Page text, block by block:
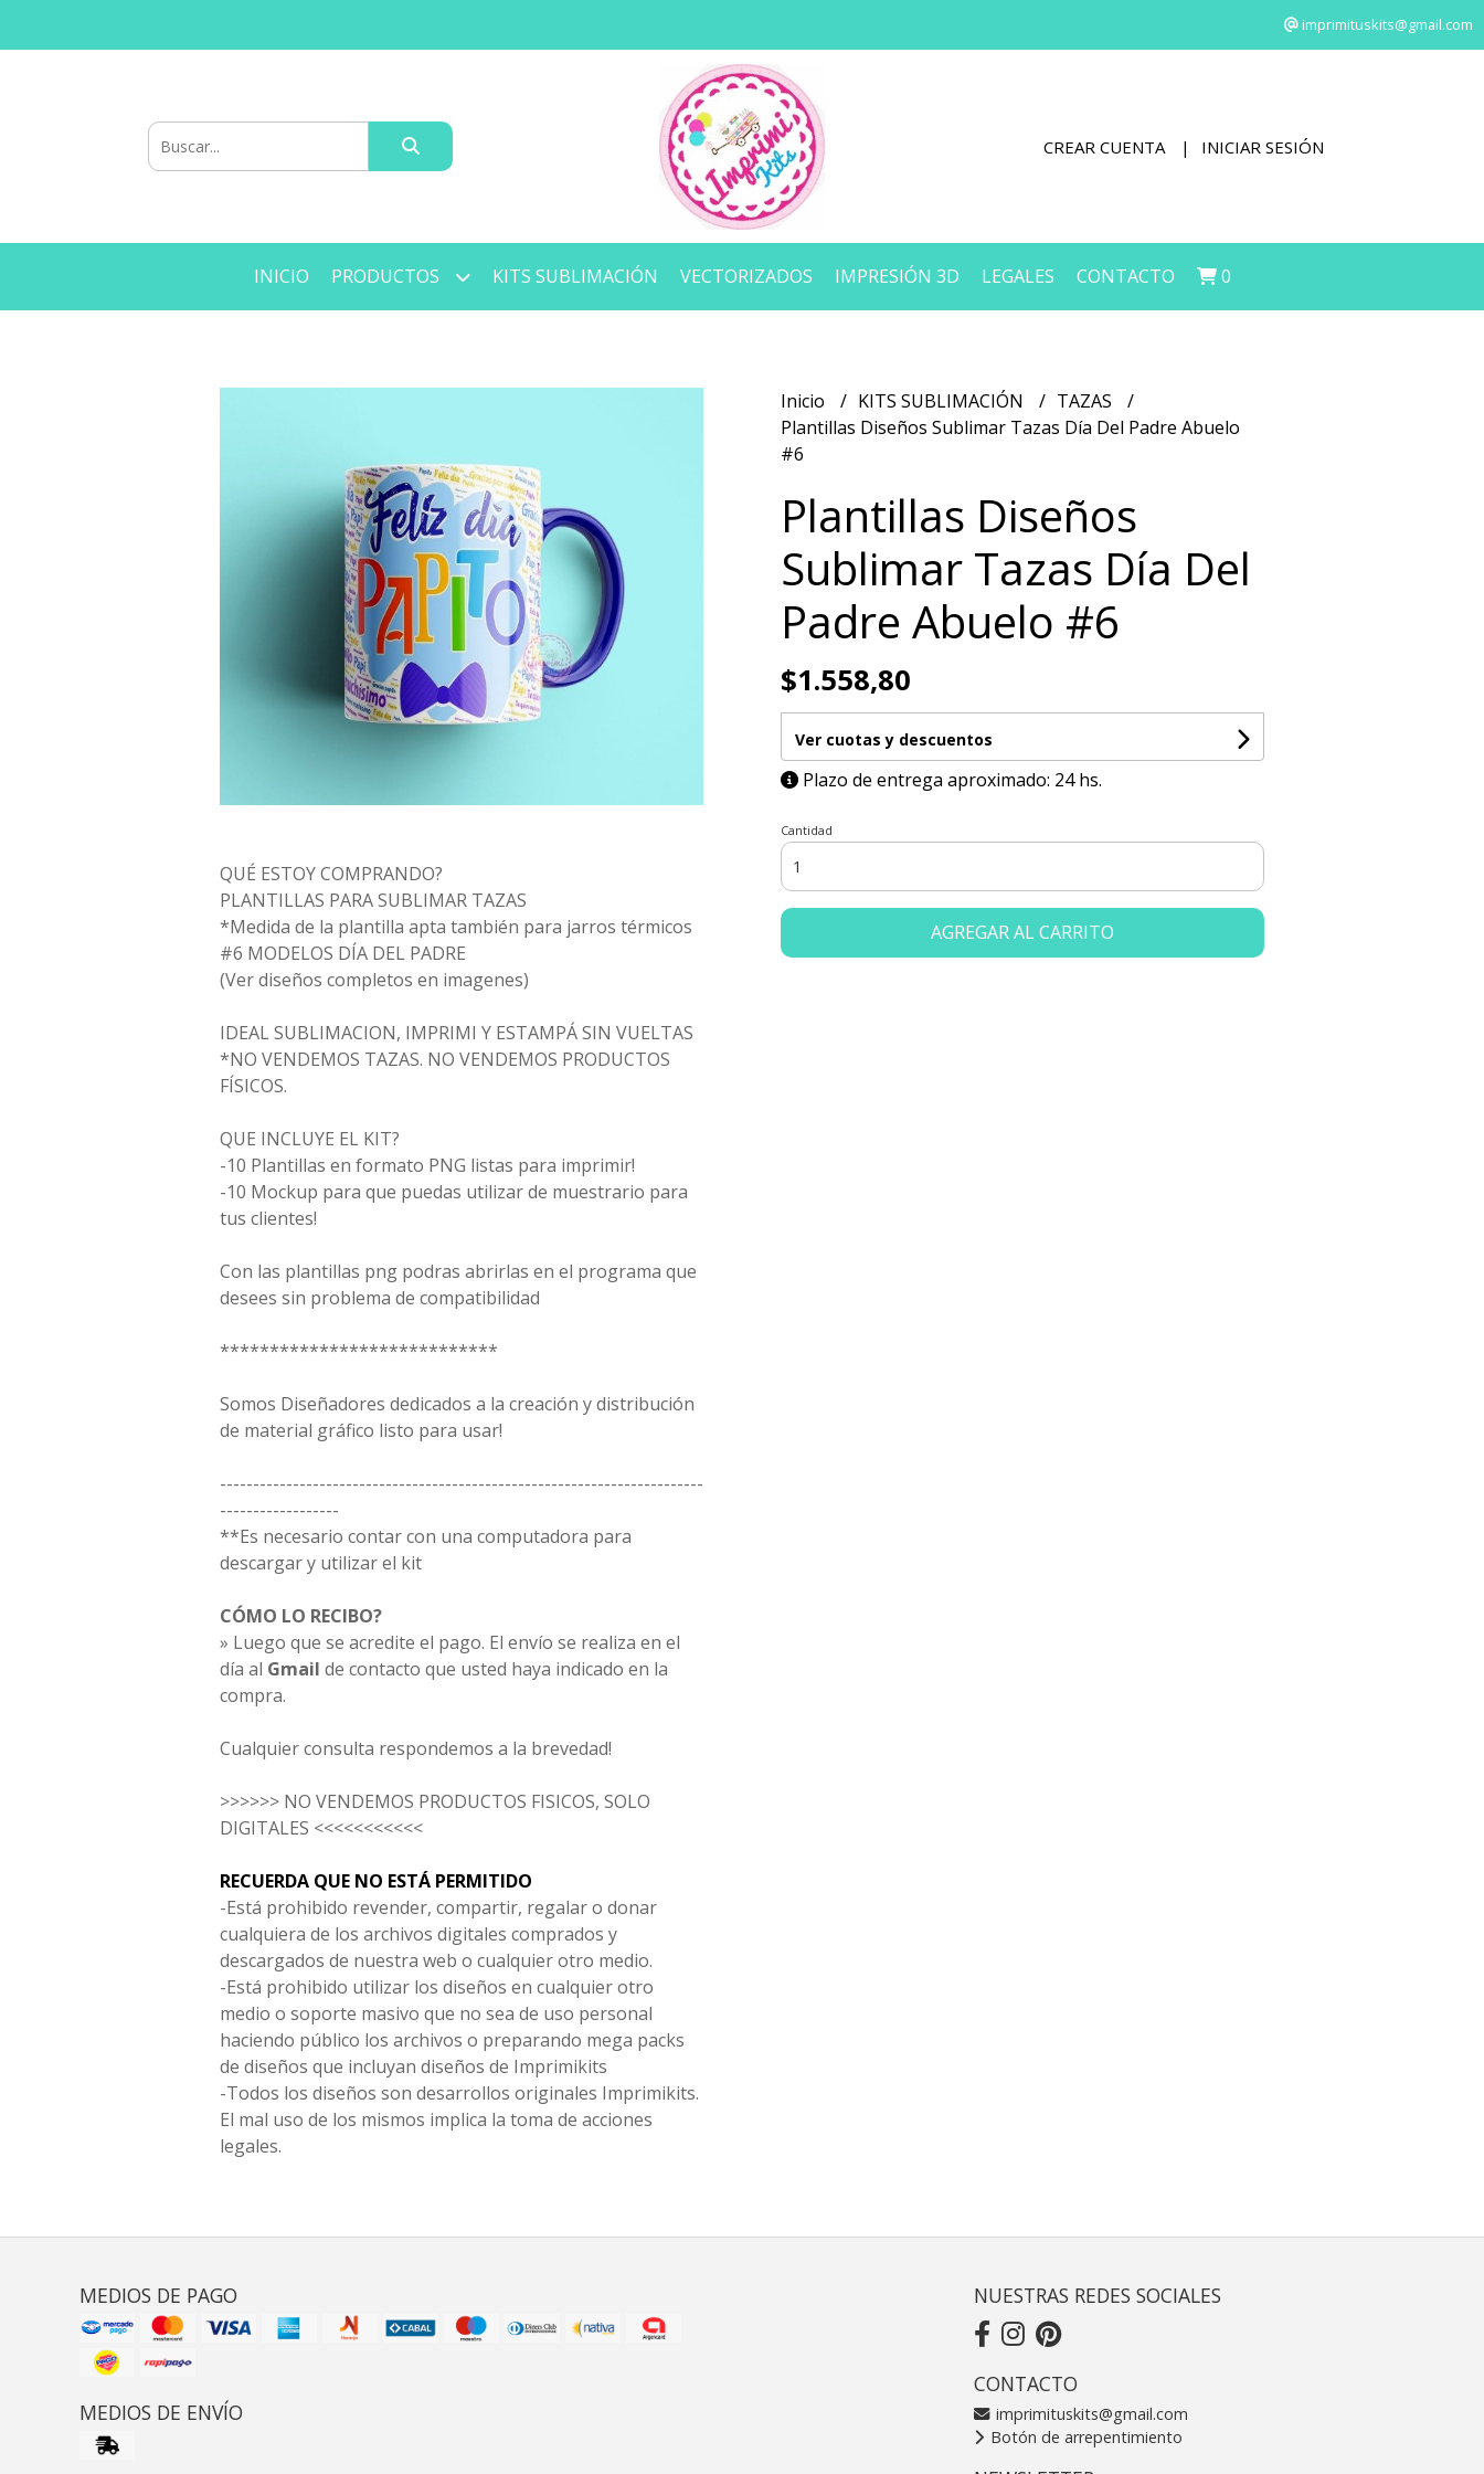
imprimituskits@gmail.com
CREAR CUENTA INICIAR SESIÓN
INICIO PRODUCTOS KITS SUBLIMACIÓN VECTORIZADOS IMPRESIÓN 3D LEGALES CONTACTO 0
QUÉ ESTOY COMPRANDO?
PLANTILLAS PARA SUBLIMAR TAZAS
*Medida de la plantilla apta también para jarros térmicos
#6 MODELOS DÍA DEL PADRE
(Ver diseños completos en imagenes)
IDEAL SUBLIMACION, IMPRIMI Y ESTAMPÁ SIN VUELTAS
*NO VENDEMOS TAZAS. NO VENDEMOS PRODUCTOS
FÍSICOS.
QUE INCLUYE EL KIT?
-10 Plantillas en formato PNG listas para imprimir!
-10 Mockup para que puedas utilizar de muestrario para
tus clientes!
Con las plantillas png podras abrirlas en el programa que
desees sin problema de compatibilidad
****************************
Somos Diseñadores dedicados a la creación y distribución
de material gráfico listo para usar!
-------------------------------------------------------------------------
------------------
**Es necesario contar con una computadora para
descargar y utilizar el kit
CÓMO LO RECIBO?
» Luego que se acredite el pago. El envío se realiza en el
día al Gmail de contacto que usted haya indicado en la
compra.
Cualquier consulta respondemos a la brevedad!
>>>>>> NO VENDEMOS PRODUCTOS FISICOS, SOLO
DIGITALES <<<<<<<<<<<
RECUERDA QUE NO ESTÁ PERMITIDO
-Está prohibido revender, compartir, regalar o donar
cualquiera de los archivos digitales comprados y
descargados de nuestra web o cualquier otro medio.
-Está prohibido utilizar los diseños en cualquier otro
medio o soporte masivo que no sea de uso personal
haciendo público los archivos o preparando mega packs
de diseños que incluyan diseños de Imprimikits
-Todos los diseños son desarrollos originales Imprimikits.
El mal uso de los mismos implica la toma de acciones
legales.
Inicio KITS SUBLIMACIÓN
TAZAS
Plantillas Diseños Sublimar Tazas Día Del Padre Abuelo
#6
Plantillas Diseños
Sublimar Tazas Día Del
Padre Abuelo #6
$1.558,80
Ver cuotas y descuentos
Plazo de entrega aproximado: 24 hs.
Cantidad
AGREGAR AL CARRITO
MEDIOS DE PAGO
MEDIOS DE ENVÍO
NUESTRAS REDES SOCIALES
CONTACTO
imprimituskits@gmail.com
Botón de arrepentimiento